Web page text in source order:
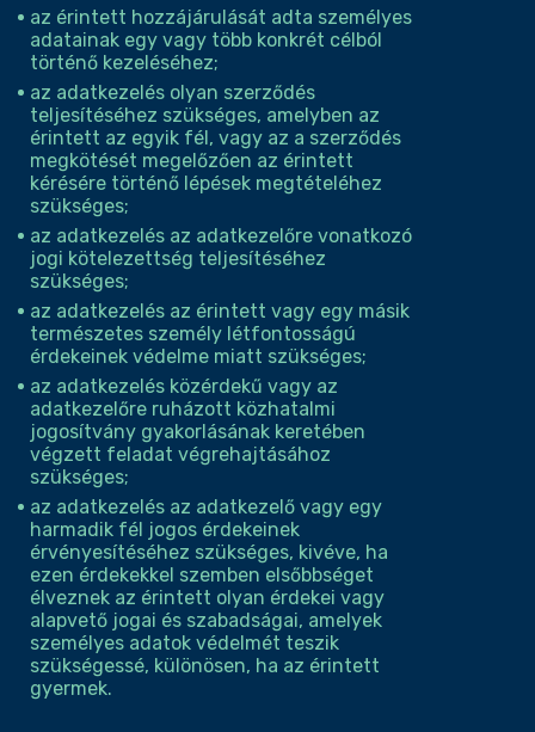
az érintett hozzájárulását adta személyes
adatainak egy vagy több konkrét célból
történő kezeléséhez;
az adatkezelés olyan szerződés
teljesítéséhez szükséges, amelyben az
érintett az egyik fél, vagy az a szerződés
megkötését megelőzően az érintett
kérésére történő lépések megtételéhez
szükséges;
az adatkezelés az adatkezelőre vonatkozó
jogi kötelezettség teljesítéséhez
szükséges;
az adatkezelés az érintett vagy egy másik
természetes személy létfontosságú
érdekeinek védelme miatt szükséges;
az adatkezelés közérdekű vagy az
adatkezelőre ruházott közhatalmi
jogosítvány gyakorlásának keretében
végzett feladat végrehajtásához
szükséges;
az adatkezelés az adatkezelő vagy egy
harmadik fél jogos érdekeinek
érvényesítéséhez szükséges, kivéve, ha
ezen érdekekkel szemben elsőbbséget
élveznek az érintett olyan érdekei vagy
alapvető jogai és szabadságai, amelyek
személyes adatok védelmét teszik
szükségessé, különösen, ha az érintett
gyermek.